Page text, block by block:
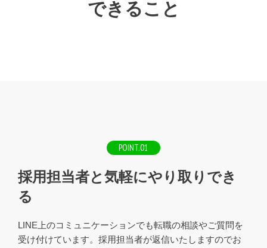
できること
POINT.01
採用担当者と気軽にやり取りでき
る
LINE上のコミュニケーションでも転職の相談やご質問を
受け付けています。採用担当者が返信いたしますのでお